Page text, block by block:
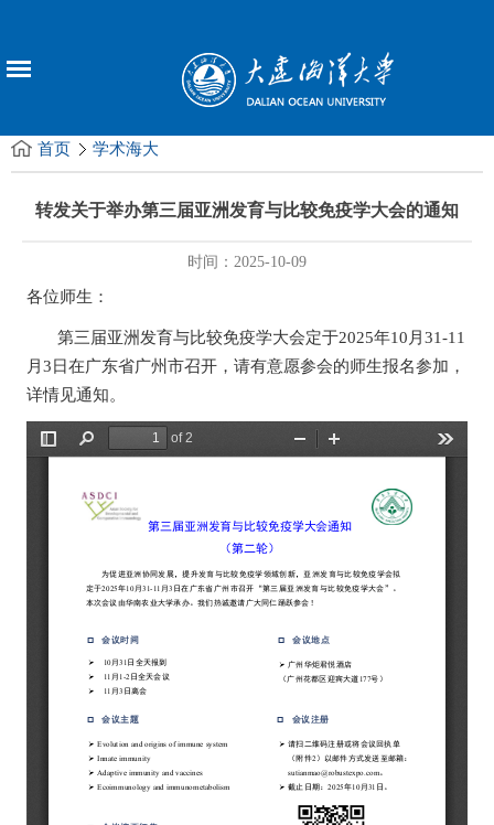
首页 学术海大
转发关于举办第三届亚洲发育与比较免疫学大会的通知
时间：2025-10-09
各位师生：
第三届亚洲发育与比较免疫学大会定于2025年10月31-11
月3日在广东省广州市召开，请有意愿参会的师生报名参加，
详情见通知。